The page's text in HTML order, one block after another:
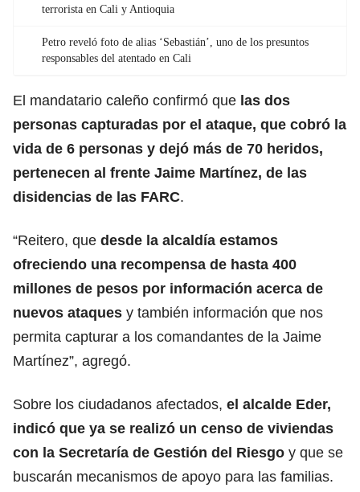
terrorista en Cali y Antioquia
Petro reveló foto de alias ‘Sebastián’, uno de los presuntos
responsables del atentado en Cali
El mandatario caleño confirmó que las dos
personas capturadas por el ataque, que cobró la
vida de 6 personas y dejó más de 70 heridos,
pertenecen al frente Jaime Martínez, de las
disidencias de las FARC.
“Reitero, que desde la alcaldía estamos
ofreciendo una recompensa de hasta 400
millones de pesos por información acerca de
nuevos ataques y también información que nos
permita capturar a los comandantes de la Jaime
Martínez”, agregó.
Sobre los ciudadanos afectados, el alcalde Eder,
indicó que ya se realizó un censo de viviendas
con la Secretaría de Gestión del Riesgo y que se
buscarán mecanismos de apoyo para las familias.